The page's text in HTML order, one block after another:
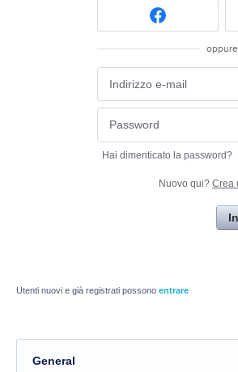
oppure
Hai dimenticato la password?
Nuovo qui? Crea
Utenti nuovi e già registrati possono entrare
General